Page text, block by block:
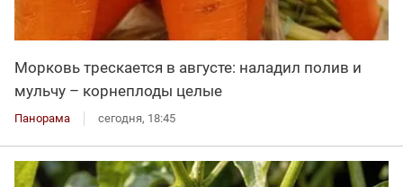
Морковь трескается в августе: наладил полив и
мульчу – корнеплоды целые
Панорама сегодня, 18:45